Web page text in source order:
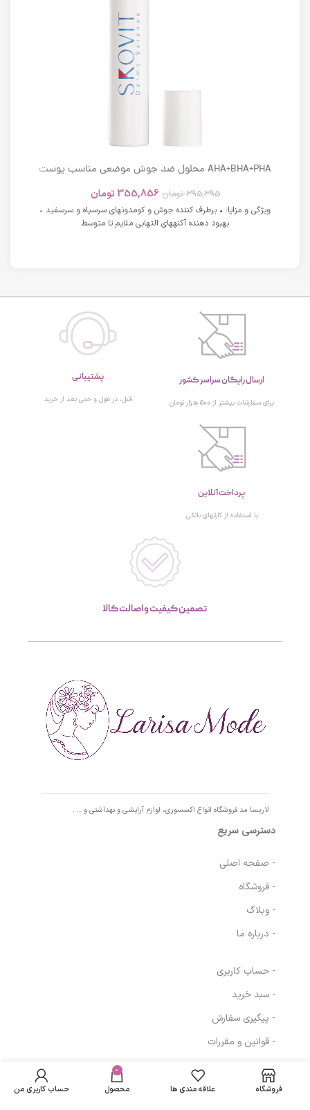
AHA+BHA+PHA محلول ضد جوش موضعی مناسب پوست
395,395 تومان 355,856 تومان
ویژگی و مزایا: • برطرف کننده جوش و کومدونهای سرسیاه و سرسفید •
بهبود دهنده آکنههای التهابی ملایم تا متوسط
ارسال رایگان سراسر کشور
برای سفارشات بیشتر از 500 هزار تومان
پشتیبانی
قبل، در طول و حتی بعد از خرید
پرداخت آنلاین
با استفاده از کارتهای بانکی
تصمین کیفیت و اصالت کالا
لاریسا مد فروشگاه انواع اکسسوری، لوازم آرایشی و بهداشتی و … .
دسترسی سریع
- صفحه اصلی
- فروشگاه
- وبلاگ
- درباره ما
- حساب کاربری
- سبد خرید
- پیگیری سفارش
- قوانین و مقررات
مسیرهای ارتباطی
کرم یوس هیدرا
Preserving
تومان
1,047,123 تومان
باشد فروشگاه علاقه مندی ها
0
محصول حساب کاربری من